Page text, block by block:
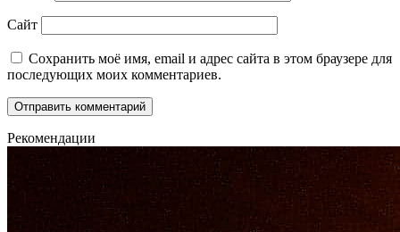
Сайт
Сохранить моё имя, email и адрес сайта в этом браузере для
последующих моих комментариев.
Рекомендации